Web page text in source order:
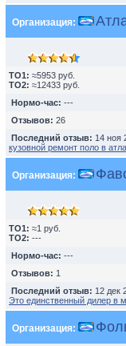
Организация:
TO1: ≈5953 руб.
TO2: ≈12433 руб.
Нормо-час: ---
Отзывов: 26
Последний отзыв: 14 ноя
кузовной ремонт поло в
Организация:
TO1: ≈1 руб.
TO2: ---
Нормо-час: ---
Отзывов: 1
Последний отзыв: 12 дек
Это единственный дилер в
Организация: